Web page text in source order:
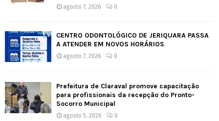
agosto 7, 2026 0
CENTRO ODONTOLÓGICO DE JERIQUARA PASSA
A ATENDER EM NOVOS HORÁRIOS
agosto 7, 2026 0
Prefeitura de Claraval promove capacitação
para profissionais da recepção do Pronto-
Socorro Municipal
agosto 5, 2026 0